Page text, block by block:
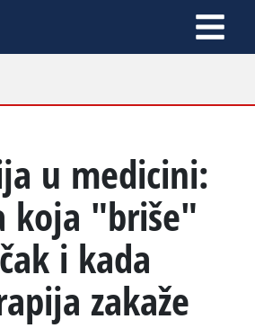
u medicini:
koja "briše"
i kada
zakaže